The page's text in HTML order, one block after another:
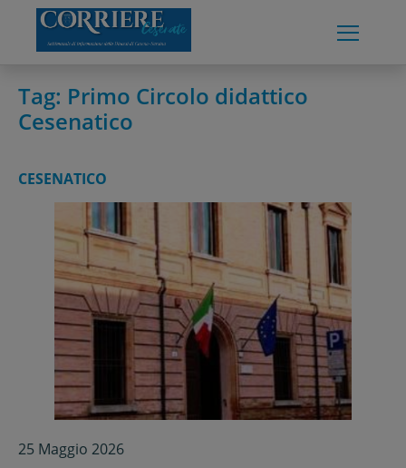
content
Tag: Primo Circolo didattico
Cesenatico
CESENATICO
25 Maggio 2026